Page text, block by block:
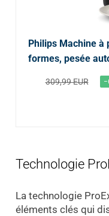
Philips Machine à
formes, pesée
309,99 EUR
Technologie
La technologie
éléments clés qui